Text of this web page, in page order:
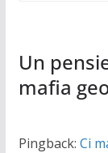
Un
mafia
Pingback: Ci